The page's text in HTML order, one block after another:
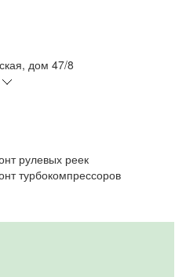
дом 47/8
рулевых реек
турбокомпрессоров